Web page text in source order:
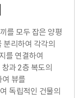
를 모두 잡은 양평
분리하여 각각의
를 연결하여
과 2층 복도의
여 뷰를
독립적인 건물의